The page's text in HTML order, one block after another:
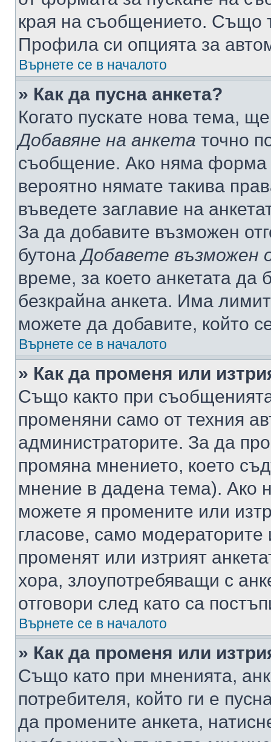
края на съобщението. Също
Профила си опцията за
Върнете се в началото
» Как да пусна анкета?
Когато пускате нова тема,
Добавяне на анкета точно
съобщение. Ако няма форма
вероятно нямате такива
въведете заглавие на
За да добавите възможен
бутонаДобавете възможен
време, за което анкетата да
безкрайна анкета. Има
можете да добавите, който
Върнете се в началото
» Как да променя или
Също както при
променяни само от техния
администраторите. За да
промяна мнението, което
мнение в дадена тема). Ако
можете я промените или
гласове, само
променят или изтрият
хора, злоупотребяващи с
отговори след като са
Върнете се в началото
» Как да променя или
Също като при мненията,
потребителя, който ги е
да промените анкета,